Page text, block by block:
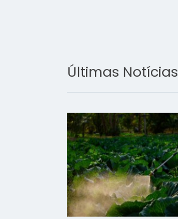
Últimas Notícias